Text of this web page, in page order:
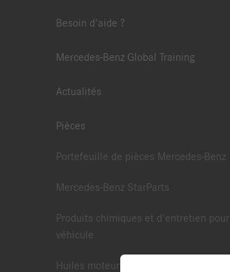
Besoin d'aide ?
Mercedes-Benz Global Training
Actualités
Pièces
Portefeuille de pièces Mercedes-Benz
Mercedes-Benz StarParts
Produits chimiques et d'entretien pour
véhicule
Huiles moteur d'Origine Mercedes-Benz